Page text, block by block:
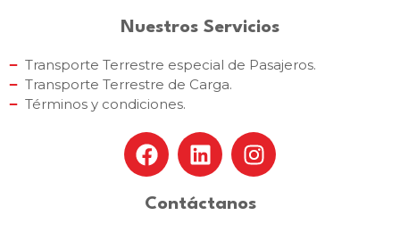
Nuestros Servicios
Transporte Terrestre especial de Pasajeros.
Transporte Terrestre de Carga.
Términos y condiciones.
Contáctanos